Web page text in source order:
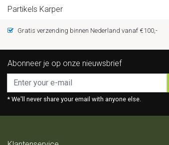
Partikels Karper
Gratis verzending binnen Nederland vanaf €100,-
Abonneer je op onze nieuwsbrief
* We'll never share your email with anyone else.